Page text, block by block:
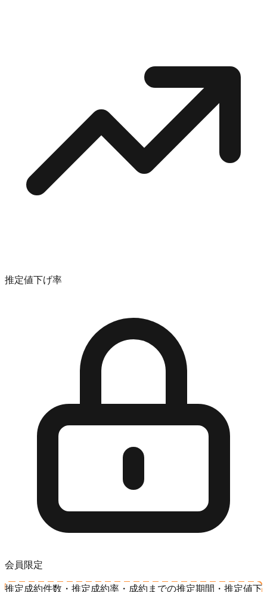
推定値下げ率
会員限定
推定成約件数・推定成約率・成約までの推定期間・推定値下